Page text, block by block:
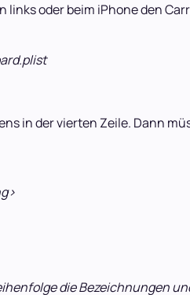
links oder beim iPhone den
in der vierten Zeile. Dann
die Bezeichnungen